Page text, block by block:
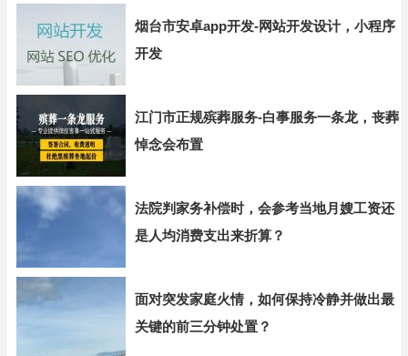
烟台市安卓app开发-网站开发设计，小程序
开发
江门市正规殡葬服务-白事服务一条龙，丧葬
悼念会布置
法院判家务补偿时，会参考当地月嫂工资还
是人均消费支出来折算？
面对突发家庭火情，如何保持冷静并做出最
关键的前三分钟处置？